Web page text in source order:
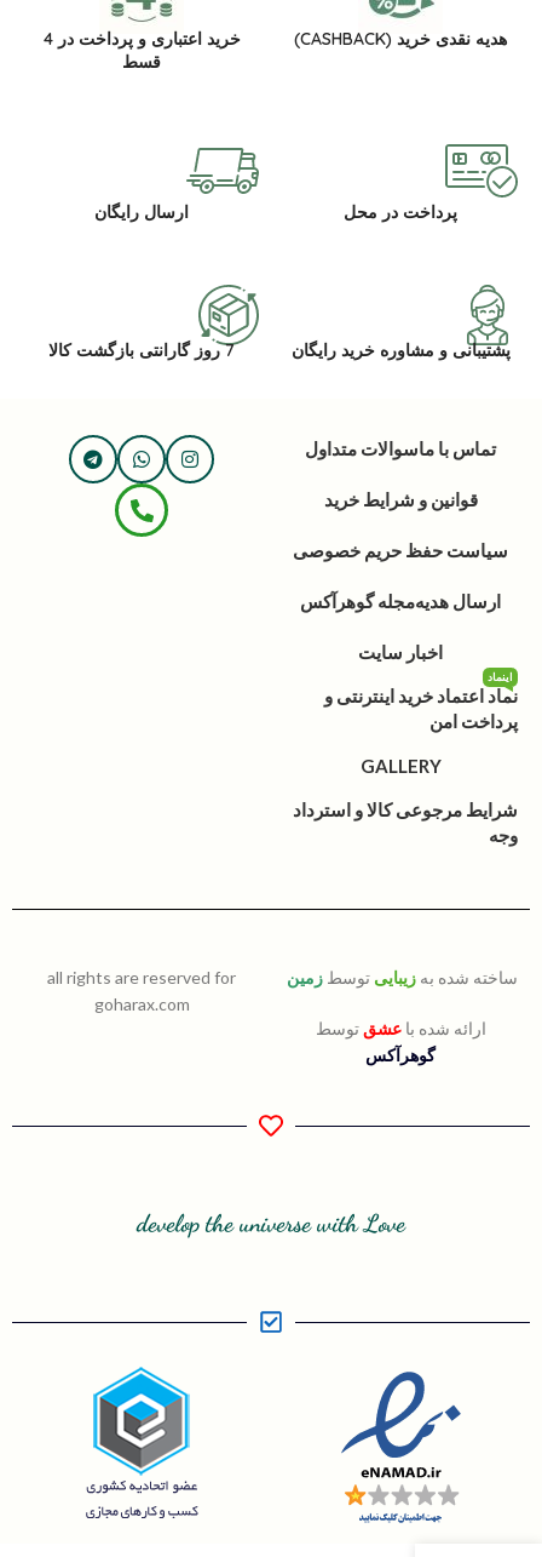
هدیه نقدی خرید (CASHBACK)
خرید اعتباری و پرداخت در 4
قسط
پرداخت در محل ارسال رایگان
پشتیبانی و مشاوره خرید رایگان 7 روز گارانتی بازگشت کالا
تماس با ماسوالات متداول
قوانین و شرایط خرید
سیاست حفظ حریم خصوصی
ارسال هدیهمجله گوهرآکس
اخبار سایت
نماد اعتماد خرید اینترنتی و
پرداخت امن
اینماد
GALLERY
شرایط مرجوعی کالا و استرداد
وجه
ساخته شده به زیبایی توسط زمین
ارائه شده باعشق توسط
گوهرآکس
all rights are reserved for
goharax.com
develop the universe with Love